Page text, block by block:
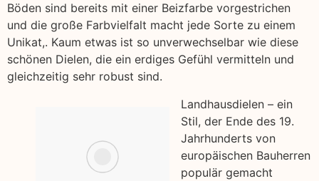
Böden sind bereits mit einer Beizfarbe vorgestrichen
und die große Farbvielfalt macht jede Sorte zu einem
Unikat,. Kaum etwas ist so unverwechselbar wie diese
schönen Dielen, die ein erdiges Gefühl vermitteln und
gleichzeitig sehr robust sind.
Landhausdielen – ein
Stil, der Ende des 19.
Jahrhunderts von
europäischen Bauherren
populär gemacht